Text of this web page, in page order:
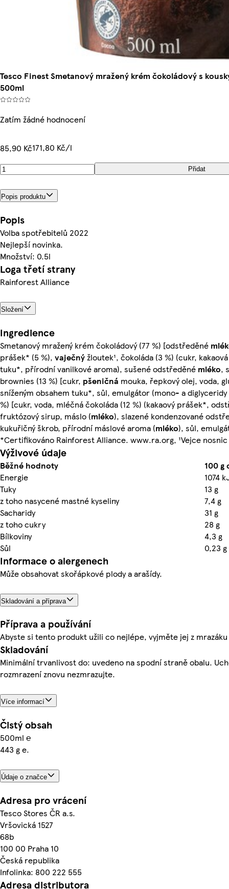
Tesco Finest Smetanový mražený krém čokoládový s
500ml
Zatím žádné hodnocení
85,90 Kč171,80 Kč/l
Přidat
Popis produktu
Popis
Volba spotřebitelů 2022
Nejlepší novinka.
Množství: 0.5l
Loga třetí strany
Rainforest Alliance
Složení
Ingredience
Smetanový mražený krém čokoládový (77 %) [odstředěné
prášek* (5 %), vaječnýžloutek¹, čokoláda (3 %) (cukr,
tuku*, přírodní vanilkové aroma), sušené odstředěné mléko,
brownies (13 %) [cukr, pšeničná mouka, řepkový olej, voda,
sníženým obsahem tuku*, sůl, emulgátor (mono- a
%) [cukr, voda, mléčná čokoláda (12 %) (kakaový prášek*,
fruktózový sirup, máslo (mléko), slazené kondenzované
kukuřičný škrob, přírodní máslové aroma (mléko), sůl,
*Certifikováno Rainforest Alliance. www.ra.org, ¹Vejce
Výživové údaje
Běžné hodnoty
100 g
Energie
1074
Tuky
13 g
z toho nasycené mastné kyseliny
7,4 g
Sacharidy
31 g
z toho cukry
28 g
Bílkoviny
4,3 g
Sůl
0,23 g
Informace o alergenech
Může obsahovat skořápkové plody a arašídy.
Skladování a příprava
Příprava a používání
Abyste si tento produkt užili co nejlépe, vyjměte jej z
Skladování
Minimální trvanlivost do: uvedeno na spodní straně obalu.
rozmrazení znovu nezmrazujte.
Více informací
Čistý obsah
500ml ℮
443 g e.
Údaje o značce
Adresa pro vrácení
Tesco Stores ČR a.s.
Vršovická 1527
68b
100 00 Praha 10
Česká republika
Infolinka: 800 222 555
Adresa distributora